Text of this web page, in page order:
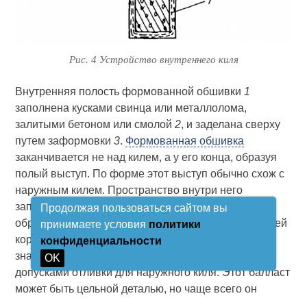
Рис. 4 Устройство внутреннего киля
Внутренняя полость формованной обшивки 1
заполнена кусками свинца или металлолома,
залитыми бетоном или смолой2, и заделана сверху
путем заформовки3. Формованная обшивка
заканчивается не над килем, а у его конца, образуя
полый выступ. По форме этот выступ обычно схож с
наружным килем. Пространство внутри него
заполняется балластом. Таким образом, киль
образует единое целое с формованной конструкцией
корпуса. Балласт, которым заполняется киль, стоит
значительно дешевле изготовляемой с жесткими
допусками отливки для наружного киля. Этот балласт
может быть цельной деталью, но чаще всего он
Продолжая пользоваться сайтом вы
принимаете условия политики
конфиденциальности
OK